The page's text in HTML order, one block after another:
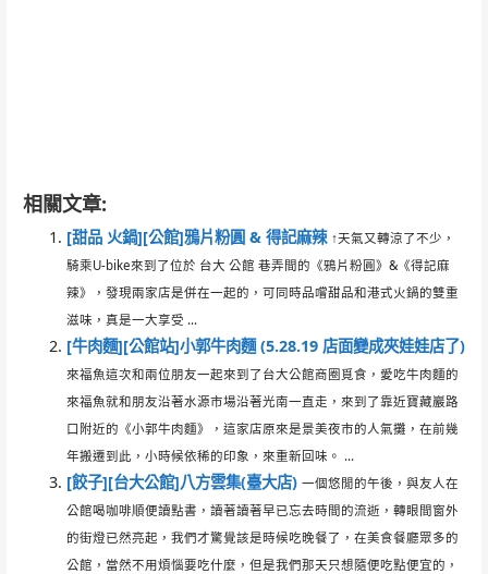
相關文章:
[甜品 火鍋][公館]鴉片粉圓 & 得記麻辣 ↑天氣又轉涼了不少，
騎乘U-bike來到了位於 台大 公館 巷弄間的《鴉片粉圓》&《得記麻
辣》，發現兩家店是併在一起的，可同時品嚐甜品和港式火鍋的雙重
滋味，真是一大享受 ...
[牛肉麵][公館站]小郭牛肉麵 (5.28.19 店面變成夾娃娃店了)
來福魚這次和兩位朋友一起來到了台大公館商圈覓食，愛吃牛肉麵的
來福魚就和朋友沿著水源市場沿著光南一直走，來到了靠近寶藏巖路
口附近的《小郭牛肉麵》，這家店原來是景美夜市的人氣攤，在前幾
年搬遷到此，小時候依稀的印象，來重新回味。 ...
[餃子][台大公館]八方雲集(臺大店) 一個悠閒的午後，與友人在
公館喝咖啡順便讀點書，讀著讀著早已忘去時間的流逝，轉眼間窗外
的街燈已然亮起，我們才驚覺該是時候吃晚餐了，在美食餐廳眾多的
公館，當然不用煩惱要吃什麼，但是我們那天只想隨便吃點便宜的，